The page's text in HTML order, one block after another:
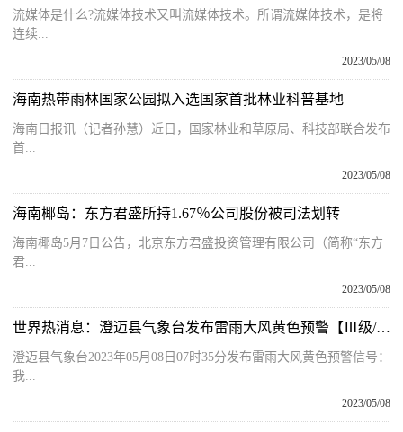
流媒体是什么?流媒体技术又叫流媒体技术。所谓流媒体技术，是将
连续...
2023/05/08
海南热带雨林国家公园拟入选国家首批林业科普基地
海南日报讯（记者孙慧）近日，国家林业和草原局、科技部联合发布
首...
2023/05/08
海南椰岛：东方君盛所持1.67％公司股份被司法划转
海南椰岛5月7日公告，北京东方君盛投资管理有限公司（简称“东方
君...
2023/05/08
世界热消息：澄迈县气象台发布雷雨大风黄色预警【Ⅲ级/较重】【2023-05-08】
澄迈县气象台2023年05月08日07时35分发布雷雨大风黄色预警信号：
我...
2023/05/08